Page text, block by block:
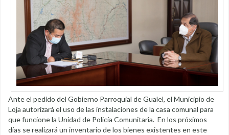
Ante el pedido del Gobierno Parroquial de Gualel, el Municipio de
Loja autorizará el uso de las instalaciones de la casa comunal para
que funcione la Unidad de Policía Comunitaria. En los próximos
días se realizará un inventario de los bienes existentes en este